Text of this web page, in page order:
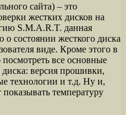
сайта) – это
жестких дисков на
S.M.A.R.T. данная
состоянии жесткого диска
виде. Кроме этого в
все основные
диска: версия прошивки,
технологии и т.д. Ну и,
температуру